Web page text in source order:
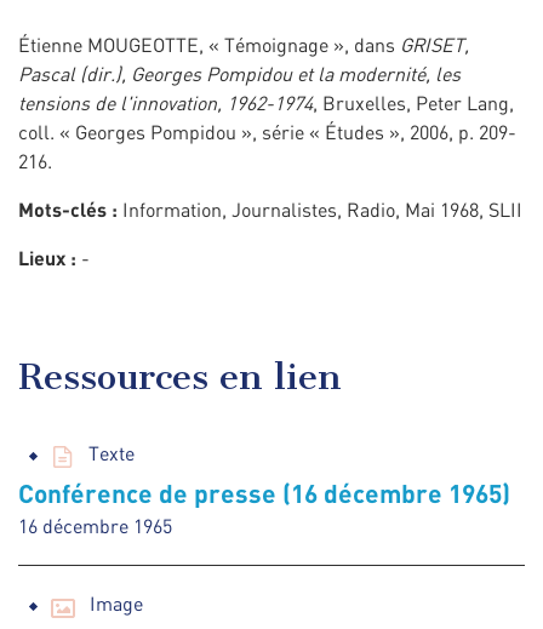
Étienne MOUGEOTTE, « Témoignage », dans GRISET,
Pascal (dir.), Georges Pompidou et la modernité, les
tensions de l'innovation, 1962-1974, Bruxelles, Peter Lang,
coll. « Georges Pompidou », série « Études », 2006, p. 209-
216.
Mots-clés : Information, Journalistes, Radio, Mai 1968, SLII
Lieux : -
Ressources en lien
Texte
Conférence de presse (16 décembre 1965)
16 décembre 1965
Image